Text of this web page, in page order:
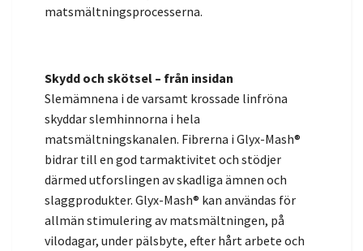
matsmältningsprocesserna.
Skydd och skötsel – från insidan
Slemämnena i de varsamt krossade linfröna
skyddar slemhinnorna i hela
matsmältningskanalen. Fibrerna i Glyx-Mash®
bidrar till en god tarmaktivitet och stödjer
därmed utforslingen av skadliga ämnen och
slaggprodukter. Glyx-Mash® kan användas för
allmän stimulering av matsmältningen, på
vilodagar, under pälsbyte, efter hårt arbete och